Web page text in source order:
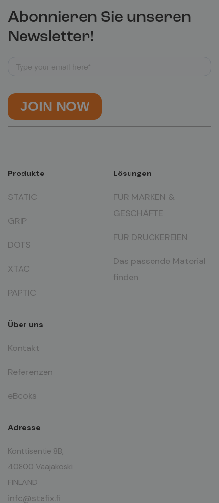
Abonnieren Sie unseren
Newsletter!
Produkte
STATIC
GRIP
DOTS
XTAC
PAPTIC
Lösungen
FÜR MARKEN &
GESCHÄFTE
FÜR DRUCKEREIEN
Das passende Material
finden
Über uns
Kontakt
Referenzen
eBooks
Adresse
Konttisentie 8B,
40800 Vaajakoski
FINLAND
info@stafix.fi